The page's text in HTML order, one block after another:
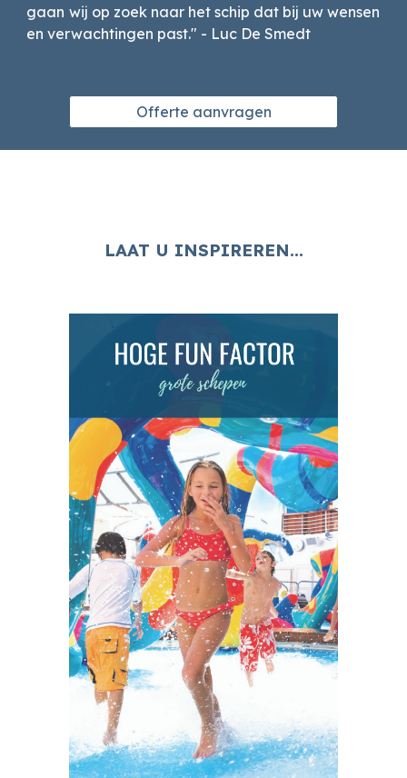
gaan wij op zoek naar het schip dat bij uw wensen
en verwachtingen past." - Luc De Smedt
Offerte aanvragen
LAAT U INSPIREREN...